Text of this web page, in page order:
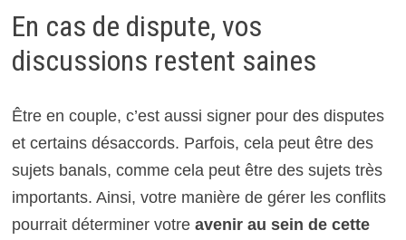
En cas de dispute, vos
discussions restent saines
Être en couple, c’est aussi signer pour des disputes
et certains désaccords. Parfois, cela peut être des
sujets banals, comme cela peut être des sujets très
importants. Ainsi, votre manière de gérer les conflits
pourrait déterminer votre avenir au sein de cette